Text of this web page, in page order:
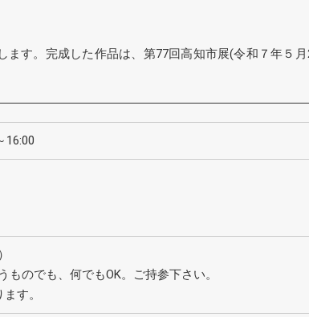
す。完成した作品は、第77回高知市展(令和７年５
のでも、何でもOK。ご持参下さい。
す。